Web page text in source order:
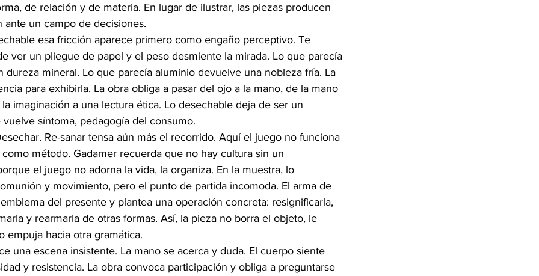
de relación y de materia. En lugar de ilustrar, las piezas producen
ante un campo de decisiones.
esa fricción aparece primero como engaño perceptivo. Te
ver un pliegue de papel y el peso desmiente la mirada. Lo que parecía
dureza mineral. Lo que parecía aluminio devuelve una nobleza fría. La
para exhibirla. La obra obliga a pasar del ojo a la mano, de la mano
imaginación a una lectura ética. Lo desechable deja de ser un
síntoma, pedagogía del consumo.
Re-sanar tensa aún más el recorrido. Aquí el juego no funciona
método. Gadamer recuerda que no hay cultura sin un
el juego no adorna la vida, la organiza. En la muestra, lo
y movimiento, pero el punto de partida incomoda. El arma de
del presente y plantea una operación concreta: resignificarla,
y rearmarla de otras formas. Así, la pieza no borra el objeto, le
empuja hacia otra gramática.
una escena insistente. La mano se acerca y duda. El cuerpo siente
y resistencia. La obra convoca participación y obliga a preguntarse